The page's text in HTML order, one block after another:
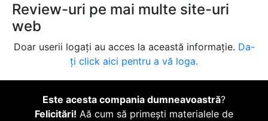
Review-uri pe mai multe site-uri
web
Doar userii logați au acces la această informație. Da-
ți click aici pentru a vă loga.
Este acesta compania dumneavoastră?
Felicitări! Aă cum să primești materialele de